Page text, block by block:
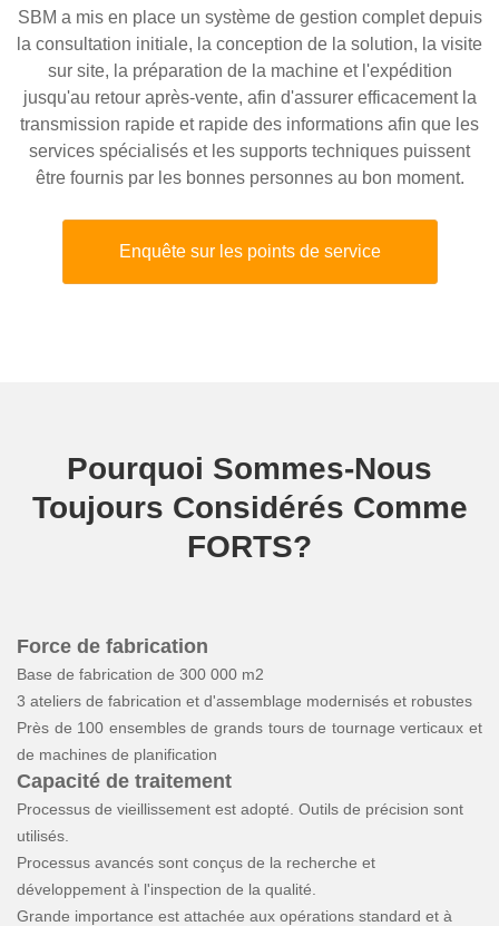
SBM a mis en place un système de gestion complet depuis
la consultation initiale, la conception de la solution, la visite
sur site, la préparation de la machine et l'expédition
jusqu'au retour après-vente, afin d'assurer efficacement la
transmission rapide et rapide des informations afin que les
services spécialisés et les supports techniques puissent
être fournis par les bonnes personnes au bon moment.
Enquête sur les points de service
Pourquoi Sommes-Nous
Toujours Considérés Comme
FORTS?
Force de fabrication
Base de fabrication de 300 000 m2
3 ateliers de fabrication et d'assemblage modernisés et robustes
Près de 100 ensembles de grands tours de tournage verticaux et
de machines de planification
Capacité de traitement
Processus de vieillissement est adopté. Outils de précision sont
utilisés.
Processus avancés sont conçus de la recherche et
développement à l'inspection de la qualité.
Grande importance est attachée aux opérations standard et à